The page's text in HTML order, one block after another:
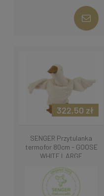
SENGER Przytulanka
termofor 80cm - GOOSE
WHITE LARGE
322,50 zł